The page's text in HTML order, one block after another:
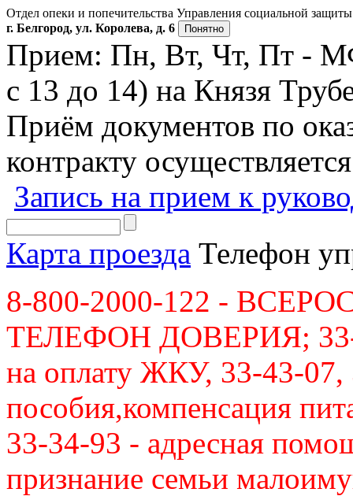
Отдел опеки и попечительства Управления социальной
г. Белгород, ул. Королева, д. 6
Понятно
Прием: Пн, Вт, Чт, Пт -
с 13 до 14) на Князя
Приём документов по
контракту
Запись на прием к
Карта проезда Телефон
8-800-2000-122 -
ТЕЛЕФОН ДОВЕРИЯ; 33-
на оплату ЖКУ, 33-43-07,
пособия,компенсация
33-34-93 - адресная
признание семьи